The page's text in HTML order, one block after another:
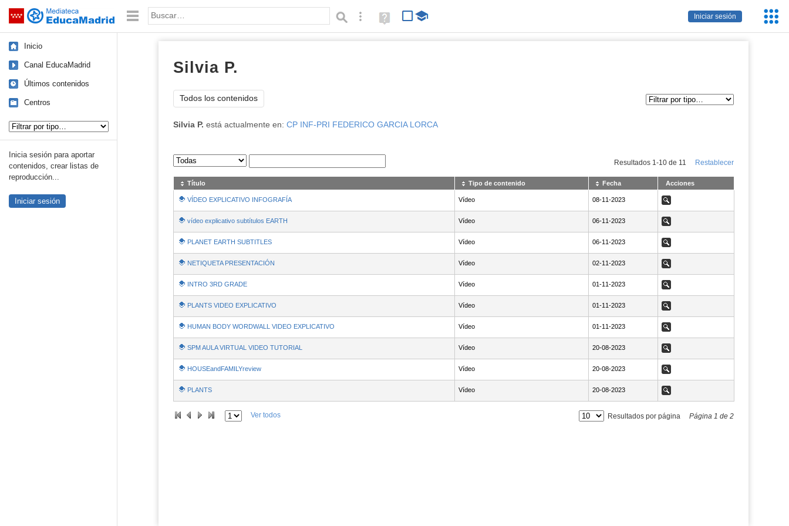
Saltar navegación
Iniciar sesión
Palabra o frase: Búsqueda avanzada
Ayuda
(en
Inicio
Canal EducaMadrid
Últimos contenidos
Centros
Inicia sesión para aportar
contenidos, crear listas de
reproducción...
Iniciar sesión
Silvia P.
Todos los contenidos
Silvia P. está actualmente en: CP INF-PRI FEDERICO GARCIA LORCA
Sus archivos Resultados 1 -10de 11 Restablecer
Título Tipo de contenido Fecha Acciones
VÍDEO EXPLICATIVO INFOGRAFÍA Vídeo NaN08-11-2023
08-11-2023 Ver
vídeo explicativo subtítulos EARTH Vídeo NaN06-11-2023
06-11-2023 Ver
PLANET EARTH SUBTITLES Vídeo NaN06-11-2023
06-11-2023 Ver
NETIQUETA PRESENTACIÓN Vídeo NaN02-11-2023
02-11-2023 Ver
INTRO 3RD GRADE Vídeo NaN01-11-2023
01-11-2023 Ver
PLANTS VIDEO EXPLICATIVO Vídeo NaN01-11-2023
01-11-2023 Ver
HUMAN BODY WORDWALL VIDEO EXPLICATIVO Vídeo NaN01-11-2023
01-11-2023 Ver
SPM AULA VIRTUAL VIDEO TUTORIAL Vídeo NaN20-08-2023
20-08-2023 Ver
HOUSEandFAMILYreview Vídeo NaN20-08-2023
20-08-2023 Ver
PLANTS Vídeo NaN20-08-2023
20-08-2023 Ver
Ver todos Resultados por página Página 1 de 2